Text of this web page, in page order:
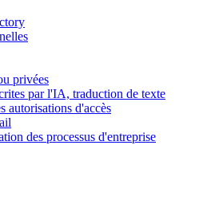
privées
par l'IA, traduction de texte
autorisations d'accès
des processus d'entreprise